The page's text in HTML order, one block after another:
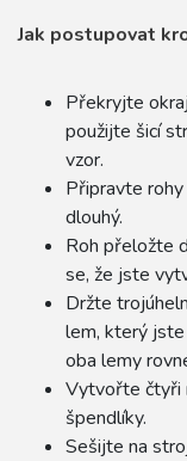
Jak postupovat
Překryjte
použijte šicí
vzor.
Připravte
dlouhý.
Roh přeložte
se, že jste
Držte
lem, který
oba lemy
Vytvořte čtyři
špendlíky.
Sešijte na